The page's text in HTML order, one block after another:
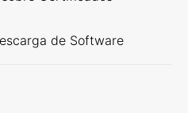
de Software